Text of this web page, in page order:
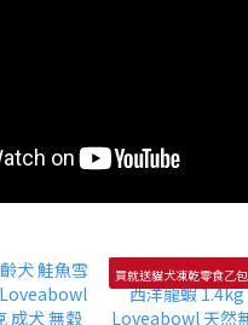
買就送貓犬凍乾零食乙包